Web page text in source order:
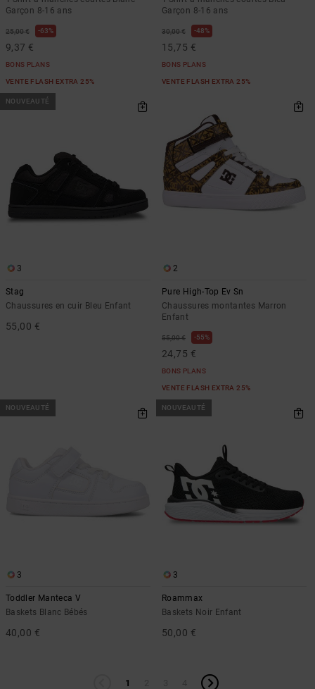
Garçon 8-16 ans
25,00 € 63%
9,37 €
BONS PLANS
VENTE FLASH EXTRA 25%
Garçon 8-16 ans
30,00 € 48%
15,75 €
BONS PLANS
VENTE FLASH EXTRA 25%
NOUVEAUTÉ
3
Stag
Chaussures en cuir Bleu Enfant
55,00 €
2
Pure High-Top Ev Sn
Chaussures montantes Marron
Enfant
55,00 € 55%
24,75 €
BONS PLANS
VENTE FLASH EXTRA 25%
NOUVEAUTÉ
3
Toddler Manteca V
Baskets Blanc Bébés
40,00 €
NOUVEAUTÉ
3
Roammax
Baskets Noir Enfant
50,00 €
1